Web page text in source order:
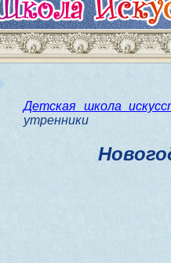
Детская школа
утренники